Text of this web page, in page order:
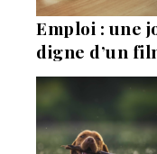
Emploi : une
digne d’un